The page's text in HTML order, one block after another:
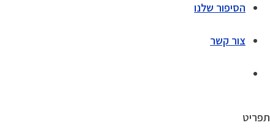
הסיפור שלנו
צור קשר
תפריט